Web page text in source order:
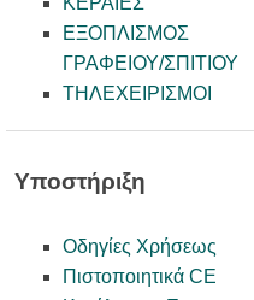
ΕΞΟΠΛΙΣΜΟΣ
ΓΡΑΦΕΙΟΥ/ΣΠΙΤΙΟΥ
ΤΗΛΕΧΕΙΡΙΣΜΟΙ
Υποστήριξη
Οδηγίες Χρήσεως
Πιστοποιητικά CE